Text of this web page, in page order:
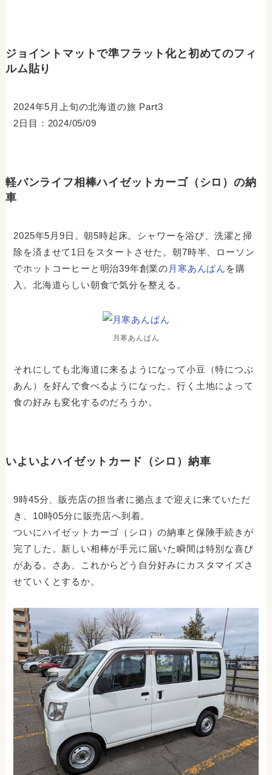
ジョイントマットで準フラット化と初めてのフィ
ルム貼り
2024年5月上旬の北海道の旅 Part3
2日目：2024/05/09
軽バンライフ相棒ハイゼットカーゴ（シロ）の納
車
2025年5月9日。朝5時起床。シャワーを浴び、洗濯と掃
除を済ませて1日をスタートさせた。朝7時半、ローソン
でホットコーヒーと明治39年創業の 月寒あんぱん を購
入。北海道らしい朝食で気分を整える。
月寒あんぱん
それにしても北海道に来るようになって小豆（特につぶ
あん）を好んで食べるようになった。行く土地によって
食の好みも変化するのだろうか。
いよいよハイゼットカード（シロ）納車
9時45分、販売店の担当者に拠点まで迎えに来ていただ
き、10時05分に販売店へ到着。
ついにハイゼットカーゴ（シロ）の納車と保険手続きが
完了した。新しい相棒が手元に届いた瞬間は特別な喜び
がある。さあ、これからどう自分好みにカスタマイズさ
せていくとするか。